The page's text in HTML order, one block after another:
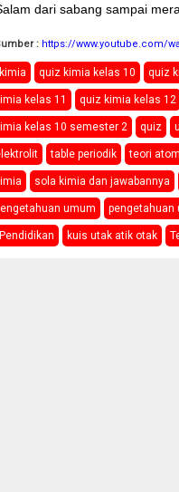
dari sabang sampai
: https://www.youtube.com/
kimia quiz kimia kelas 10 quiz
kelas 11 quiz kimia kelas 12
kelas 10 semester 2 quiz
table periodik teori atom
sola kimia dan jawabannya
umum pengetahuan
Pendidikan kuis utak atik otak